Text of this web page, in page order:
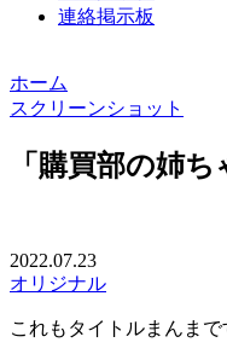
連絡掲示板
ホーム
スクリーンショット
「購買部の姉ち
2022.07.23
オリジナル
これもタイトルまんまで